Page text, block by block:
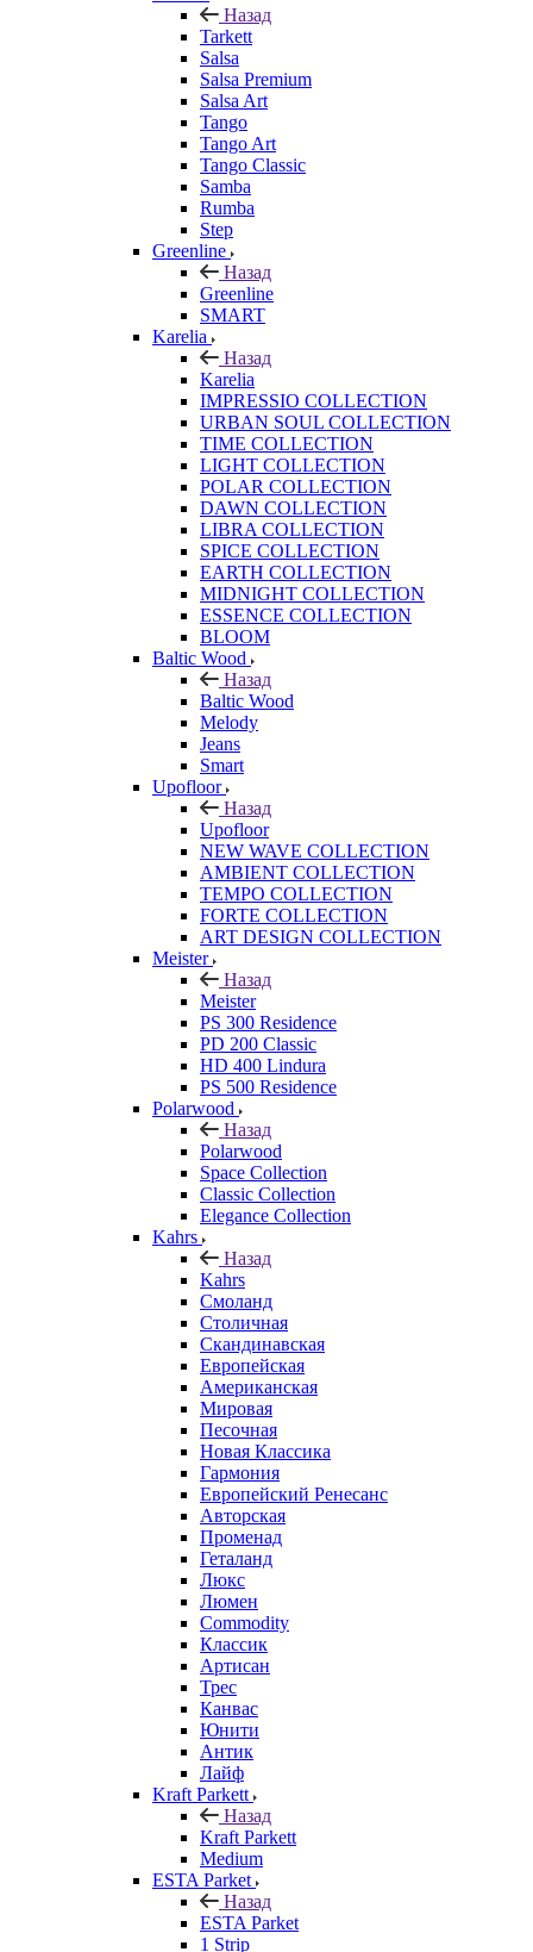
Назад
Tarkett
Salsa
Salsa Premium
Salsa Art
Tango
Tango Art
Tango Classic
Samba
Rumba
Step
Greenline
Назад
Greenline
SMART
Karelia
Назад
Karelia
IMPRESSIO COLLECTION
URBAN SOUL COLLECTION
TIME COLLECTION
LIGHT COLLECTION
POLAR COLLECTION
DAWN COLLECTION
LIBRA COLLECTION
SPICE COLLECTION
EARTH COLLECTION
MIDNIGHT COLLECTION
ESSENCE COLLECTION
BLOOM
Baltic Wood
Назад
Baltic Wood
Melody
Jeans
Smart
Upofloor
Назад
Upofloor
NEW WAVE COLLECTION
AMBIENT COLLECTION
TEMPO COLLECTION
FORTE COLLECTION
ART DESIGN COLLECTION
Meister
Назад
Meister
PS 300 Residence
PD 200 Classic
HD 400 Lindura
PS 500 Residence
Polarwood
Назад
Polarwood
Space Collection
Classic Collection
Elegance Collection
Kahrs
Назад
Kahrs
Смоланд
Столичная
Скандинавская
Европейская
Американская
Мировая
Песочная
Новая Классика
Гармония
Европейский Ренесанс
Авторская
Променад
Геталанд
Люкс
Люмен
Commodity
Классик
Артисан
Трес
Канвас
Юнити
Антик
Лайф
Kraft Parkett
Назад
Kraft Parkett
Medium
ESTA Parket
Назад
ESTA Parket
1 Strip